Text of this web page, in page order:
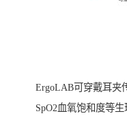
ErgoLAB可穿戴耳夹
SpO2血氧饱和度等